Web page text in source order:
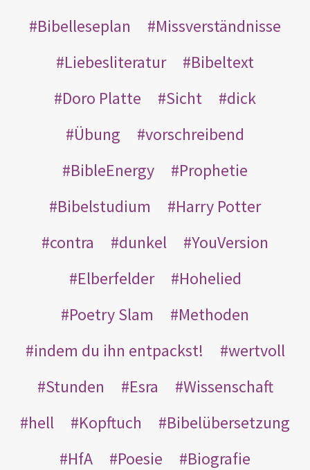
Bibelleseplan
Missverständnisse
Liebesliteratur
Bibeltext
Doro Platte
Sicht
dick
Übung
vorschreibend
BibleEnergy
Prophetie
Bibelstudium
Harry Potter
contra
dunkel
YouVersion
Elberfelder
Hohelied
Poetry Slam
Methoden
indem du ihn entpackst!
wertvoll
Stunden
Esra
Wissenschaft
hell
Kopftuch
Bibelübersetzung
HfA
Poesie
Biografie